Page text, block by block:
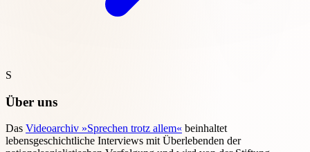
S
Über uns
Das Videoarchiv »Sprechen trotz allem« beinhaltet
lebensgeschichtliche Interviews mit Überlebenden der